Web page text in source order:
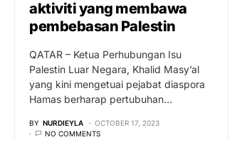
aktiviti yang membawa
pembebasan Palestin
QATAR – Ketua Perhubungan Isu
Palestin Luar Negara, Khalid Masy’al
yang kini mengetuai pejabat diaspora
Hamas berharap pertubuhan…
BY NURDIEYLA
OCTOBER 17, 2023
NO COMMENTS